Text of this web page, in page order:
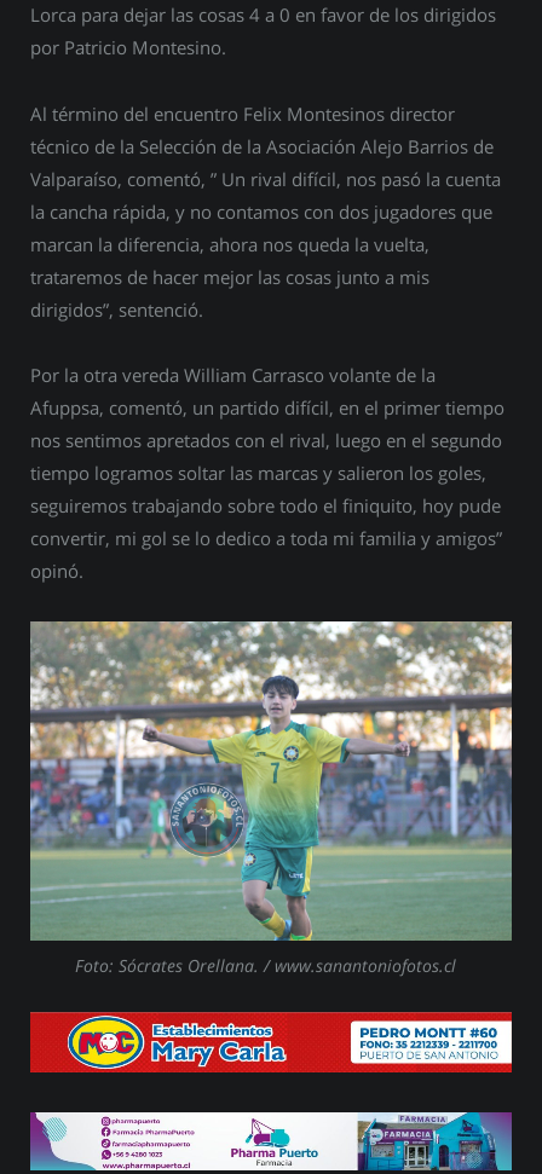
Lorca para dejar las cosas 4 a 0 en favor de los dirigidos
por Patricio Montesino.
Al término del encuentro Felix Montesinos director
técnico de la Selección de la Asociación Alejo Barrios de
Valparaíso, comentó, ” Un rival difícil, nos pasó la cuenta
la cancha rápida, y no contamos con dos jugadores que
marcan la diferencia, ahora nos queda la vuelta,
trataremos de hacer mejor las cosas junto a mis
dirigidos”, sentenció.
Por la otra vereda William Carrasco volante de la
Afuppsa, comentó, un partido difícil, en el primer tiempo
nos sentimos apretados con el rival, luego en el segundo
tiempo logramos soltar las marcas y salieron los goles,
seguiremos trabajando sobre todo el finiquito, hoy pude
convertir, mi gol se lo dedico a toda mi familia y amigos”
opinó.
Foto: Sócrates Orellana. / www.sanantoniofotos.cl